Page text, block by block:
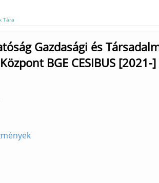
Tára
Gazdasági és
BGE CESIBUS [2021-]